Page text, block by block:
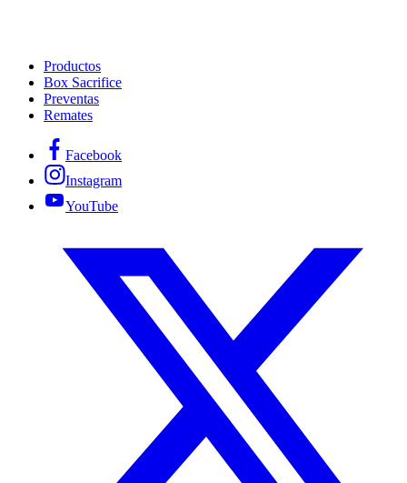
Productos
Box Sacrifice
Preventas
Remates
Facebook
Instagram
YouTube